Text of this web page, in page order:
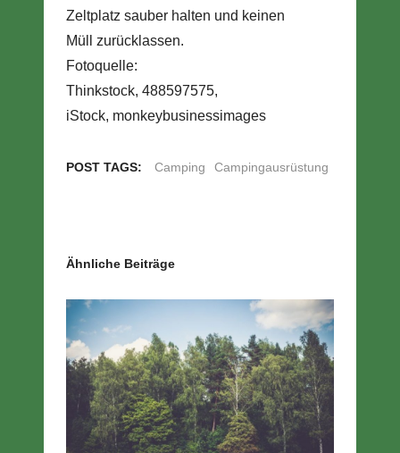
Zeltplatz sauber halten und keinen
Müll zurücklassen.
Fotoquelle:
Thinkstock, 488597575,
iStock, monkeybusinessimages
POST TAGS: Camping Campingausrüstung
Ähnliche Beiträge